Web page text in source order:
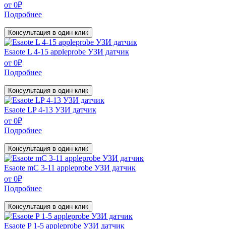
от 0₽
Подробнее
Консультация в один клик
Esaote L 4-15 appleprobe УЗИ датчик
от 0₽
Подробнее
Консультация в один клик
Esaote LP 4-13 УЗИ датчик
от 0₽
Подробнее
Консультация в один клик
Esaote mC 3-11 appleprobe УЗИ датчик
от 0₽
Подробнее
Консультация в один клик
Esaote P 1-5 appleprobe УЗИ датчик